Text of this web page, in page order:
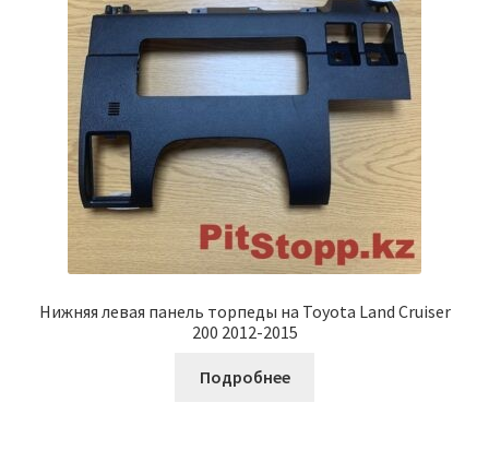
Нижняя левая панель торпеды на Toyota Land Cruiser
200 2012-2015
Подробнее